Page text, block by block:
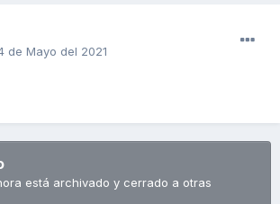
de Mayo del 2021
está archivado y cerrado a otras